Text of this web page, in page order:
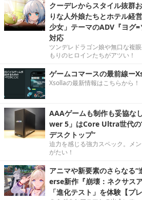
クーデレからスタイル抜群
りな人外娘たちとホテル経
少女」テーマのADV『ヨグ
対応
ツンデレドラゴン娘や無口な複
もりのヒロインたちがアツい！
ゲームコマースの最前線ー
Xsollaの最新情報はこちらから！
AAAゲームも制作も妥協な
wer 5」はCore Ultra世代の
デスクトップ”
迫力を感じる強力スペック。メ
がたい！
アニマや新要素のさらなる
erse新作『崩壊：ネクサス
「進化テスト」を体験【プレ